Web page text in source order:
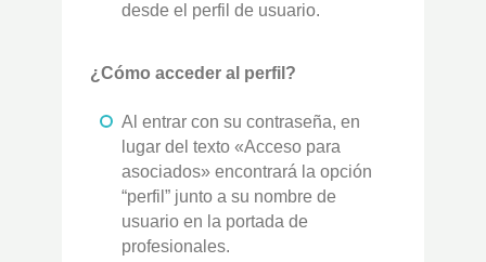
desde el perfil de usuario.
¿Cómo acceder al perfil?
Al entrar con su contraseña, en
lugar del texto «Acceso para
asociados» encontrará la opción
“perfil” junto a su nombre de
usuario en la portada de
profesionales.